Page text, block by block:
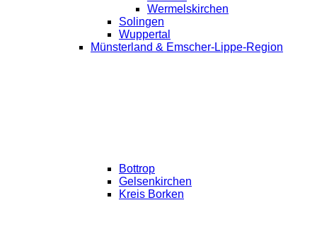
Wermelskirchen
Solingen
Wuppertal
Münsterland & Emscher-Lippe-Region
Bottrop
Gelsenkirchen
Kreis Borken